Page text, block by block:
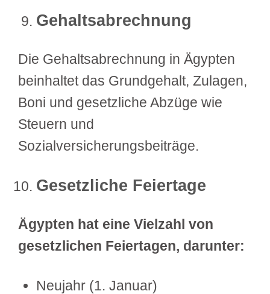
Gehaltsabrechnung
Die Gehaltsabrechnung in Ägypten
beinhaltet das Grundgehalt, Zulagen,
Boni und gesetzliche Abzüge wie
Steuern und
Sozialversicherungsbeiträge.
Gesetzliche Feiertage
Ägypten hat eine Vielzahl von
gesetzlichen Feiertagen, darunter:
Neujahr (1. Januar)